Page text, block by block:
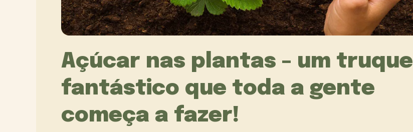
Açúcar nas plantas – um truque
fantástico que toda a gente
começa a fazer!